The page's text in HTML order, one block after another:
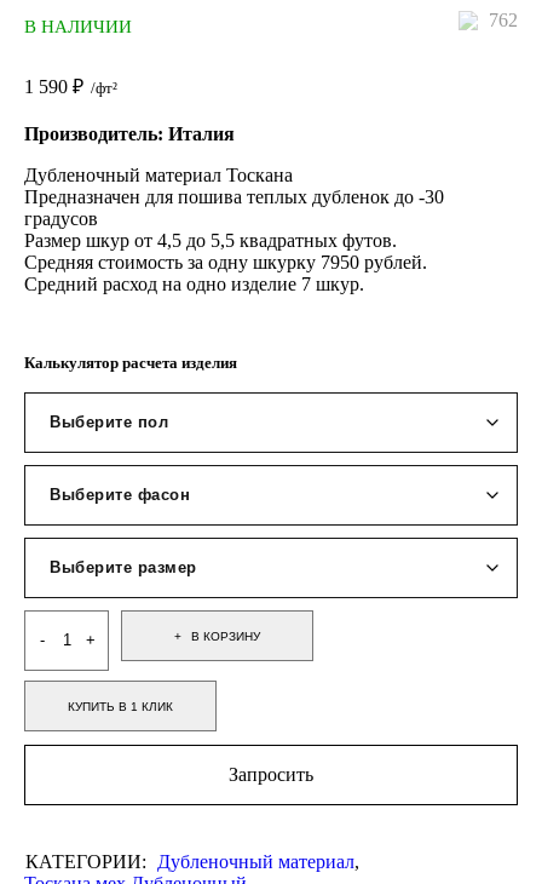
762
В НАЛИЧИИ
1 590 ₽ /фт²
Производитель: Италия
Дубленочный материал Тоскана
Предназначен для пошива теплых дубленок до -30
градусов
Размер шкур от 4,5 до 5,5 квадратных футов.
Средняя стоимость за одну шкурку 7950 рублей.
Средний расход на одно изделие 7 шкур.
Калькулятор расчета изделия
В КОРЗИНУ
КУПИТЬ В 1 КЛИК
Запросить
КАТЕГОРИИ: Дубленочный материал,